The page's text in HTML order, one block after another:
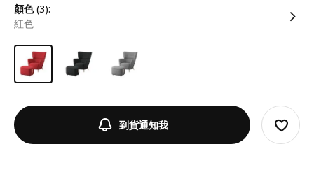
顏色(3):
紅色
到貨通知我